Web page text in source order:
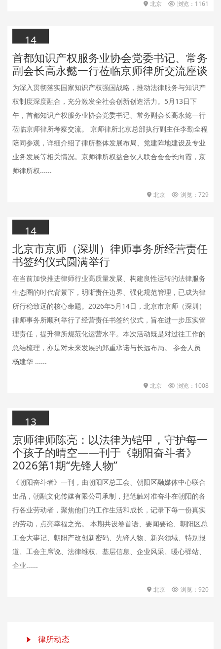
北京 浏览：1161
14
2026.05.14
首都知识产权服务业协会党委书记、常务
副会长高永懿一行莅临京师律所交流座谈
为深入贯彻落实国家知识产权强国战略，推动法律服务与知识产
权制度深度融合，充分激发全社会创新创造活力。5月13日下
午，首都知识产权服务业协会党委书记、常务副会长高永懿一行
莅临京师律所考察交流。 京师律所北京总部执行副主任李勤全程
陪同参观，详细介绍了律所整体发展布局、党建阵地建设及专业
业务发展等相关情况。京师律所权益合伙人联合会会长向霞，京
师律所权......
北京 浏览：729
14
2026.05.14
北京市京师（深圳）律师事务所经营责任
书签约仪式圆满举行
在当前加快推进律师行业高质量发展、构建良性运转的法律服务
生态圈的时代背景下，明晰责任边界、强化规范管理，已成为律
所行稳致远的核心命题。2026年5月14日，北京市京师（深圳）
律师事务所顺利举行了经营责任书签约仪式，旨在进一步压实管
理责任，提升律所规范化运营水平。本次活动既是对过往工作的
总结梳理，亦是对未来发展的郑重承诺与长远布局。 参会人员
杨建华 ......
北京 浏览：1008
13
2026.05.13
京师律师陈亮：以法律为铠甲，守护每一
个孩子的晴空——刊于《朝阳奋斗者》
2026第1期“先锋人物”
《朝阳奋斗者》一刊，由朝阳区总工会、朝阳区融媒体中心联合
出品，朝融文化传媒有限公司承制，把笔触对准奋斗在朝阳的各
行各业劳动者，聚焦他们的工作生活和成长，记录下每一份真实
的劳动，点亮幸福之光。 本期共设卷首语、要闻要论、朝阳区总
工会大事记、朝阳产改创新密码、先锋人物、新兴领域、特别报
道、工会主席说、法律维权、基层信息、企业风采、暖心驿站、
企业......
北京 浏览：920
律所动态